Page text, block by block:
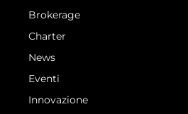
Brokerage
Charter
News
Eventi
Innovazione